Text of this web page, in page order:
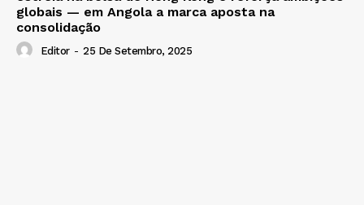
globais — em Angola a marca aposta na
consolidação
Editor - 25 De Setembro, 2025